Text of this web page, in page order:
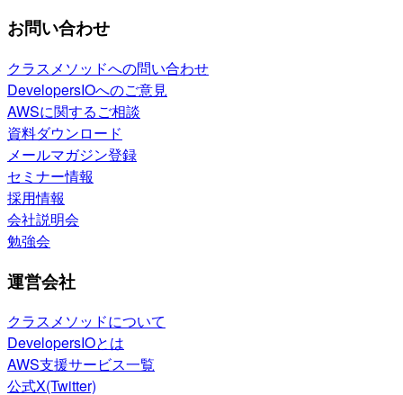
お問い合わせ
クラスメソッドへの問い合わせ
DevelopersIOへのご意見
AWSに関するご相談
資料ダウンロード
メールマガジン登録
セミナー情報
採用情報
会社説明会
勉強会
運営会社
クラスメソッドについて
DevelopersIOとは
AWS支援サービス一覧
公式X(Twitter)